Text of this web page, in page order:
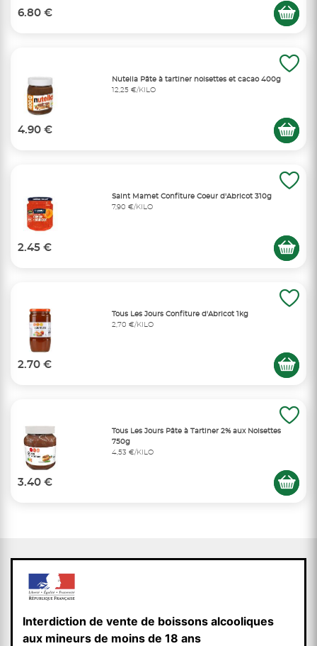
6.80 €
Nutella Pâte à tartiner noisettes et cacao 400g
12,25 €/KILO
4.90 €
Saint Mamet Confiture Coeur d'Abricot 310g
7,90 €/KILO
2.45 €
Tous Les Jours Confiture d'Abricot 1kg
2,70 €/KILO
2.70 €
Tous Les Jours Pâte à Tartiner 2% aux Noisettes
750g
4,53 €/KILO
3.40 €
Interdiction de vente de boissons alcooliques
aux mineurs de moins de 18 ans